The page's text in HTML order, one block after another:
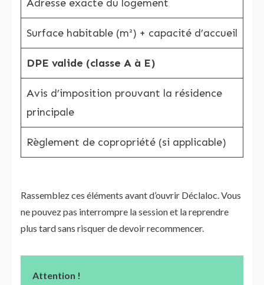
Adresse exacte du logement
Surface habitable (m²) + capacité d’accueil
DPE valide (classe A à E)
Avis d’imposition prouvant la résidence
principale
Règlement de copropriété (si applicable)
Rassemblez ces éléments avant d’ouvrir Déclaloc. Vous
ne pouvez pas interrompre la session et la reprendre
plus tard sans risquer de devoir recommencer.
Attention !